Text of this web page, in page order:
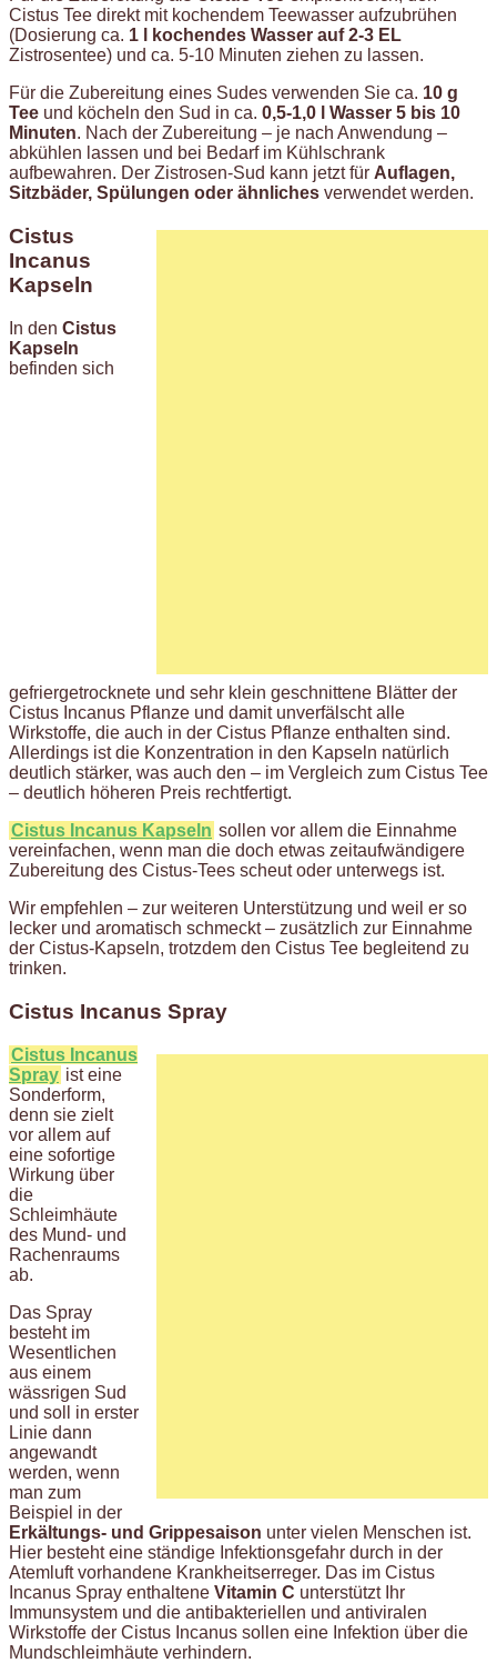
Cistus Tee direkt mit kochendem Teewasser aufzubrühen
(Dosierung ca. 1 l kochendes Wasser auf 2-3 EL
Zistrosentee) und ca. 5-10 Minuten ziehen zu lassen.
Für die Zubereitung eines Sudes verwenden Sie ca. 10 g
Tee und köcheln den Sud in ca. 0,5-1,0 l Wasser 5 bis 10
Minuten. Nach der Zubereitung – je nach Anwendung –
abkühlen lassen und bei Bedarf im Kühlschrank
aufbewahren. Der Zistrosen-Sud kann jetzt für Auflagen,
Sitzbäder, Spülungen oder ähnliches verwendet werden.
Cistus
Incanus
Kapseln
In den Cistus
Kapseln
befinden sich
gefriergetrocknete und sehr klein geschnittene Blätter der
Cistus Incanus Pflanze und damit unverfälscht alle
Wirkstoffe, die auch in der Cistus Pflanze enthalten sind.
Allerdings ist die Konzentration in den Kapseln natürlich
deutlich stärker, was auch den – im Vergleich zum Cistus Tee
– deutlich höheren Preis rechtfertigt.
Cistus Incanus Kapseln sollen vor allem die Einnahme
vereinfachen, wenn man die doch etwas zeitaufwändigere
Zubereitung des Cistus-Tees scheut oder unterwegs ist.
Wir empfehlen – zur weiteren Unterstützung und weil er so
lecker und aromatisch schmeckt – zusätzlich zur Einnahme
der Cistus-Kapseln, trotzdem den Cistus Tee begleitend zu
trinken.
Cistus Incanus Spray
Cistus Incanus
Spray ist eine
Sonderform,
denn sie zielt
vor allem auf
eine sofortige
Wirkung über
die
Schleimhäute
des Mund- und
Rachenraums
ab.
Das Spray
besteht im
Wesentlichen
aus einem
wässrigen Sud
und soll in erster
Linie dann
angewandt
werden, wenn
man zum
Beispiel in der
Erkältungs- und Grippesaison unter vielen Menschen ist.
Hier besteht eine ständige Infektionsgefahr durch in der
Atemluft vorhandene Krankheitserreger. Das im Cistus
Incanus Spray enthaltene Vitamin C unterstützt Ihr
Immunsystem und die antibakteriellen und antiviralen
Wirkstoffe der Cistus Incanus sollen eine Infektion über die
Mundschleimhäute verhindern.